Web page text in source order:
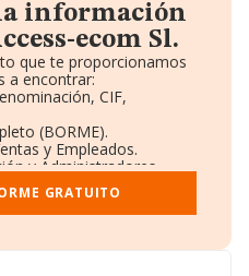
información
ecom Sl.
que te proporcionamos
a encontrar:
CIF,
(BORME).
y Empleados.
y Administradores.
en otras empresas.
complementaria.
GRATUITO